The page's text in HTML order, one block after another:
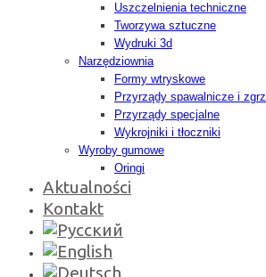
Uszczelnienia techniczne
Tworzywa sztuczne
Wydruki 3d
Narzędziownia
Formy wtryskowe
Przyrządy spawalnicze i
Przyrządy specjalne
Wykrojniki i tłoczniki
Wyroby gumowe
Oringi
Aktualności
Kontakt